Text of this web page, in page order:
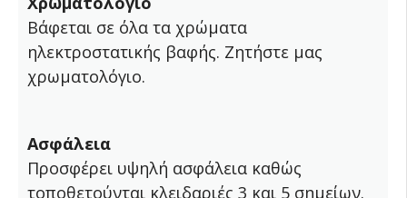
Βάφεται σε όλα τα χρώματα
ηλεκτροστατικής βαφής. Ζητήστε μας
χρωματολόγιο.
Ασφάλεια
Προσφέρει υψηλή ασφάλεια καθώς
τοποθετούνται κλειδαριές 3 και 5 σημείων.